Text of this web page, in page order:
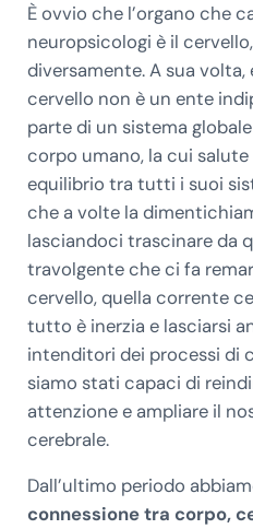
È ovvio che l’organo che
neuropsicologi è il
diversamente. A sua
cervello non è un ente
parte di un sistema
corpo umano, la cui
equilibrio tra tutti i suoi
che a volte la
lasciandoci trascinare da
travolgente che ci fa
cervello, quella corrente
tutto è inerzia e lasciarsi
intenditori dei processi di
siamo stati capaci di
attenzione e ampliare il
cerebrale.
Dall’ultimo periodo
connessione tra corpo,